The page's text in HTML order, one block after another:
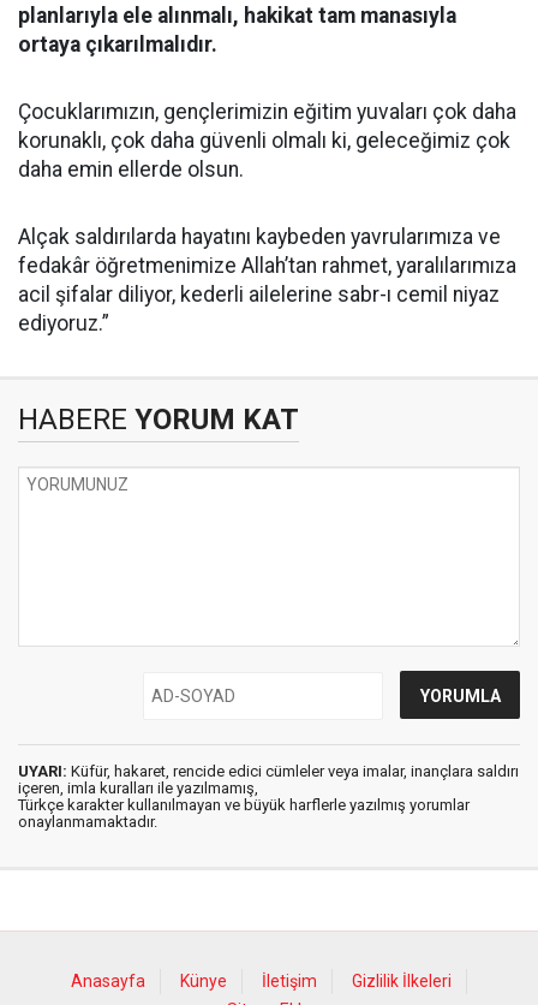
planlarıyla ele alınmalı, hakikat tam manasıyla
ortaya çıkarılmalıdır.
Çocuklarımızın, gençlerimizin eğitim yuvaları çok daha
korunaklı, çok daha güvenli olmalı ki, geleceğimiz çok
daha emin ellerde olsun.
Alçak saldırılarda hayatını kaybeden yavrularımıza ve
fedakâr öğretmenimize Allah’tan rahmet, yaralılarımıza
acil şifalar diliyor, kederli ailelerine sabr-ı cemil niyaz
ediyoruz.”
HABERE YORUM KAT
UYARI: Küfür, hakaret, rencide edici cümleler veya imalar, inançlara saldırı
içeren, imla kuralları ile yazılmamış,
Türkçe karakter kullanılmayan ve büyük harflerle yazılmış yorumlar
onaylanmamaktadır.
Anasayfa Künye İletişim
Gizlilik İlkeleri